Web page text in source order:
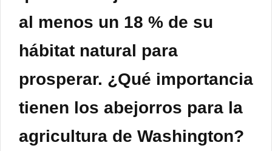
al menos un 18 % de su
hábitat natural para
prosperar. ¿Qué importancia
tienen los abejorros para la
agricultura de Washington?